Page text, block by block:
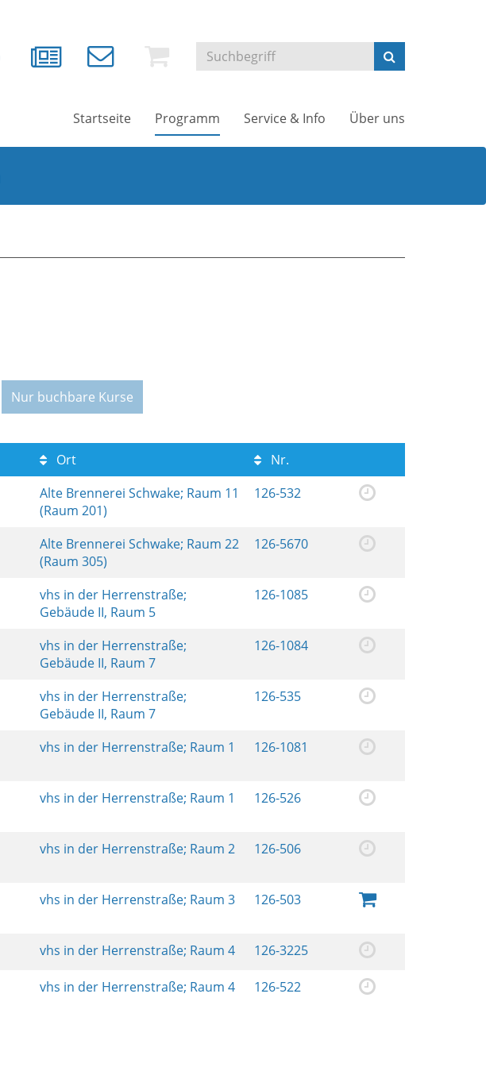
Startseite Programm Service & Info Über uns
Nur buchbare Kurse
Ort
Nr.
Alte Brennerei Schwake; Raum 11
(Raum 201)
126-532
Alte Brennerei Schwake; Raum 22
(Raum 305)
126-5670
vhs in der Herrenstraße;
Gebäude II, Raum 5
126-1085
vhs in der Herrenstraße;
Gebäude II, Raum 7
126-1084
vhs in der Herrenstraße;
Gebäude II, Raum 7
126-535
vhs in der Herrenstraße; Raum 1 126-1081
vhs in der Herrenstraße; Raum 1 126-526
vhs in der Herrenstraße; Raum 2 126-506
vhs in der Herrenstraße; Raum 3 126-503
vhs in der Herrenstraße; Raum 4 126-3225
vhs in der Herrenstraße; Raum 4 126-522